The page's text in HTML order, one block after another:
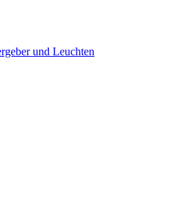
und Leuchten